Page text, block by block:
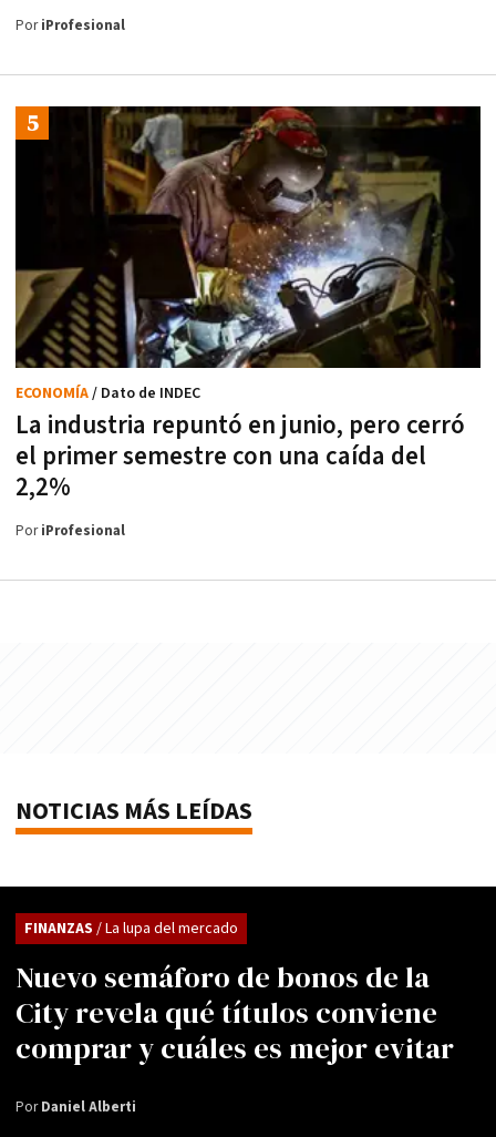
PoriProfesional
La industria repuntó en junio, pero cerró
el primer semestre con una caída del
2,2%
ECONOMÍA/ Dato de INDEC
PoriProfesional
NOTICIAS MÁS LEÍDAS
Nuevo semáforo de bonos de la
City revela qué títulos conviene
comprar y cuáles es mejor evitar
FINANZAS / La lupa del mercado
PorDaniel Alberti